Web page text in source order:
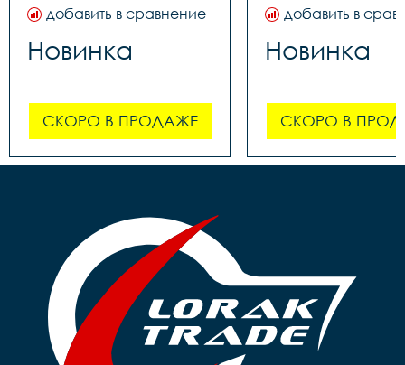
добавить в сравнение
Новинка
СКОРО В ПРОДАЖЕ
добавить в
Новинка
СКОРО В